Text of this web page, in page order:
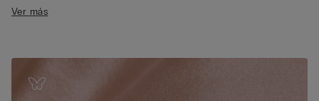
• Ajuste regular
limitada que celebra la elegancia más auténtica de la marca, en
la que, mediante diseños románticos y materiales preciosos
como la seda, reinterpreta de forma sofisticada y
Ver más